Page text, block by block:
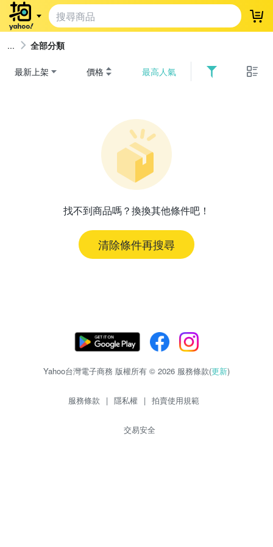
登
全部分類
最新上架 價格 最高人氣
找不到商品嗎？換換其他條件吧！
清除條件再搜尋
Yahoo台灣電子商務 版權所有 © 2026 服務條款(更新)
服務條款 | 隱私權 | 拍賣使用規範
交易安全